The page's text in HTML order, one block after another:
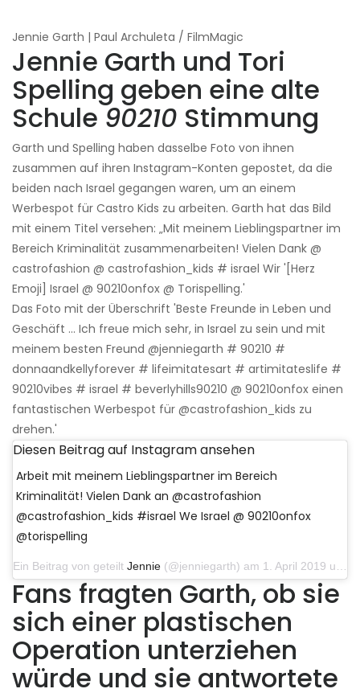
Jennie Garth | Paul Archuleta / FilmMagic
Jennie Garth und Tori
Spelling geben eine alte
Schule90210 Stimmung
Garth und Spelling haben dasselbe Foto von ihnen
zusammen auf ihren Instagram-Konten gepostet, da die
beiden nach Israel gegangen waren, um an einem
Werbespot für Castro Kids zu arbeiten. Garth hat das Bild
mit einem Titel versehen: „Mit meinem Lieblingspartner im
Bereich Kriminalität zusammenarbeiten! Vielen Dank @
castrofashion @ castrofashion_kids # israel Wir '[Herz
Emoji] Israel @ 90210onfox @ Torispelling.'
Das Foto mit der Überschrift 'Beste Freunde in Leben und
Geschäft ... Ich freue mich sehr, in Israel zu sein und mit
meinem besten Freund @jenniegarth # 90210 #
donnaandkellyforever # lifeimitatesart # artimitateslife #
90210vibes # israel # beverlyhills90210 @ 90210onfox einen
fantastischen Werbespot für @castrofashion_kids zu
drehen.'
Diesen Beitrag auf Instagram ansehen
Arbeit mit meinem Lieblingspartner im Bereich
Kriminalität! Vielen Dank an @castrofashion
@castrofashion_kids #israel We Israel @ 90210onfox
@torispelling
Ein Beitrag von geteilt Jennie (@jenniegarth) am 1. April 2019 um 4:59 Uhr PDT
Fans fragten Garth, ob sie
sich einer plastischen
Operation unterziehen
würde und sie antwortete